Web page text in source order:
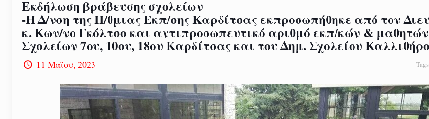
Eκδήλωση βράβευσης σχολείων
-Η Δ/νση της Π/θμιας Εκπ/σης Καρδίτσας εκπροσωπήθηκε από τον
κ. Κων/νο Γκόλτσο και αντιπροσωπευτικό αριθμό εκπ/κών &
Σχολείων 7ου, 10ου, 18ου Καρδίτσας και του Δημ. Σχολείου
11 Μαΐου, 2023 Tags